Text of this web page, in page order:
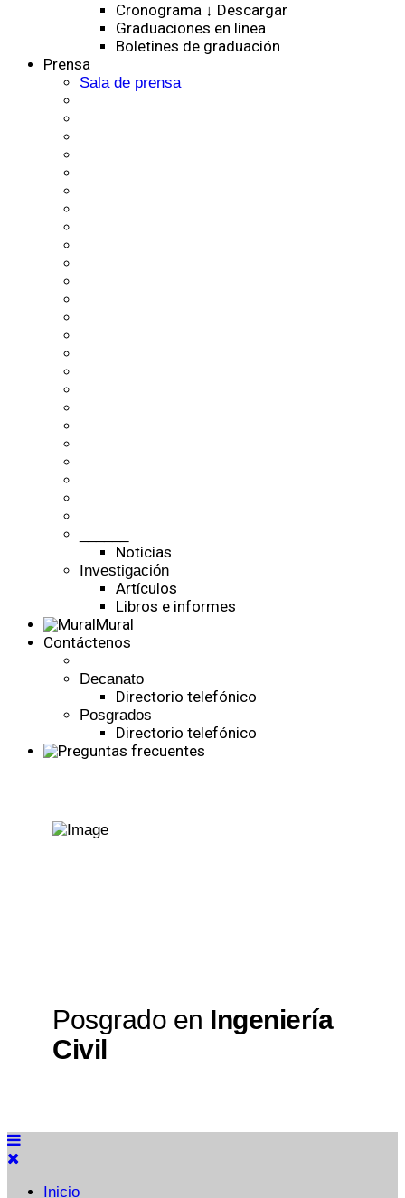
Cronograma ↓ Descargar
Graduaciones en línea
Boletines de graduación
Prensa
Sala de prensa
Noticias
Investigación
Artículos
Libros e informes
Mural
Contáctenos
Decanato
Directorio telefónico
Posgrados
Directorio telefónico
Posgrado en Ingeniería
Civil
Inicio